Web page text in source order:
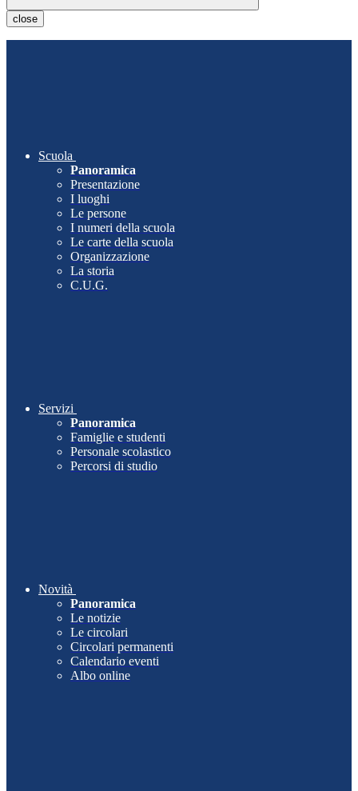
close
Scuola
Panoramica
Presentazione
I luoghi
Le persone
I numeri della scuola
Le carte della scuola
Organizzazione
La storia
C.U.G.
Servizi
Panoramica
Famiglie e studenti
Personale scolastico
Percorsi di studio
Novità
Panoramica
Le notizie
Le circolari
Circolari permanenti
Calendario eventi
Albo online